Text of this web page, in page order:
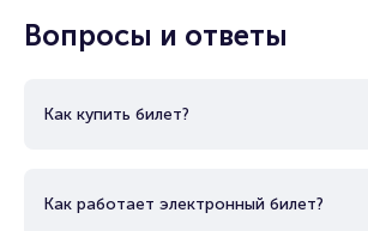
Вопросы и ответы
Как купить билет?
Как работает электронный билет?